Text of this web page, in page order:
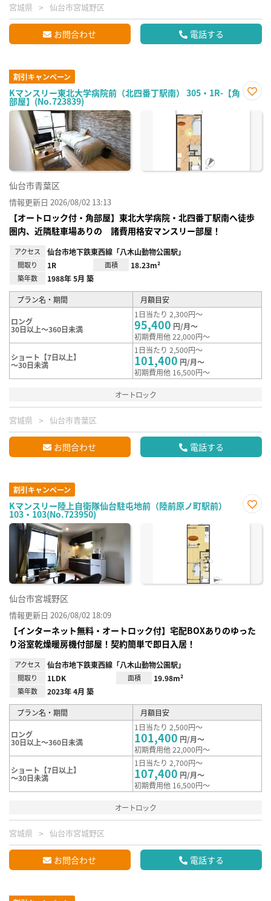
宮城県 仙台市宮城野区
お問合わせ 電話する
割引キャンペーン
Kマンスリー東北大学病院前（北四番丁駅南） 305・1R-【角
部屋】(No.723839)
に入
仙台市青葉区
情報更新日 2026/08/02 13:13
【オートロック付・角部屋】東北大学病院・北四番丁駅南へ徒歩
圏内、近隣駐車場ありの 諸費用格安マンスリー部屋！
アクセス 仙台市地下鉄東西線「八木山動物公園駅」
間取り 1R 面積 18.23m²
築年数 1988年 5月 築
プラン名・期間 月額目安
ロング
30日以上～360日未満
1日当たり 2,300円～
95,400 円/月～
初期費用他 22,000円～
ショート【7日以上】
～30日未満
1日当たり 2,500円～
101,400 円/月～
初期費用他 16,500円～
オートロック
宮城県 仙台市青葉区
お問合わせ 電話する
割引キャンペーン
Kマンスリー陸上自衛隊仙台駐屯地前（陸前原ノ町駅前）
103・103(No.723950)
に入
仙台市宮城野区
情報更新日 2026/08/02 18:09
【インターネット無料・オートロック付】宅配BOXありのゆった
り浴室乾燥暖房機付部屋！契約簡単で即日入居！
アクセス 仙台市地下鉄東西線「八木山動物公園駅」
間取り 1LDK 面積 19.98m²
築年数 2023年 4月 築
プラン名・期間 月額目安
ロング
30日以上～360日未満
1日当たり 2,500円～
101,400 円/月～
初期費用他 22,000円～
ショート【7日以上】
～30日未満
1日当たり 2,700円～
107,400 円/月～
初期費用他 16,500円～
オートロック
宮城県 仙台市宮城野区
お問合わせ 電話する